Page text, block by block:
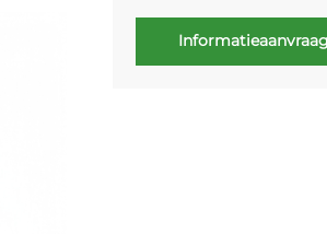
Informatieaanvraag